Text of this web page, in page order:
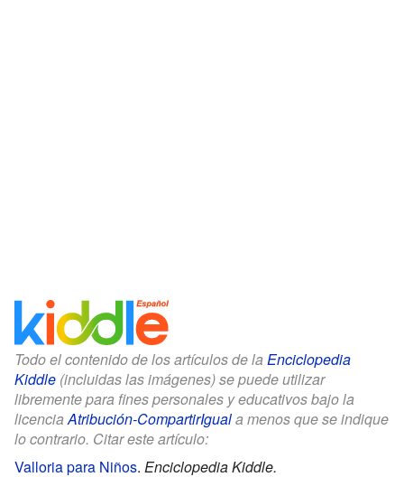
Todo el contenido de los artículos de la Enciclopedia
Kiddle (incluidas las imágenes) se puede utilizar
libremente para fines personales y educativos bajo la
licenciaAtribución-CompartirIguala menos que se indique
lo contrario. Citar este artículo:
Valloria para Niños. Enciclopedia Kiddle.